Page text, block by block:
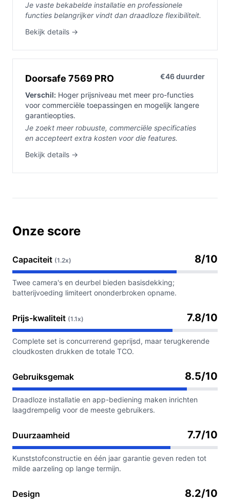
Je vaste bekabelde installatie en professionele
functies belangrijker vindt dan draadloze flexibiliteit.
Bekijk details →
Doorsafe 7569 PRO €46 duurder
Verschil: Hoger prijsniveau met meer pro-functies
voor commerciële toepassingen en mogelijk langere
garantieopties.
Je zoekt meer robuuste, commerciële specificaties
en accepteert extra kosten voor die features.
Bekijk details →
Onze score
Capaciteit (1.2x) 8/10
Twee camera's en deurbel bieden basisdekking;
batterijvoeding limiteert ononderbroken opname.
Prijs-kwaliteit (1.1x) 7.8/10
Complete set is concurrerend geprijsd, maar terugkerende
cloudkosten drukken de totale TCO.
Gebruiksgemak 8.5/10
Draadloze installatie en app-bediening maken inrichten
laagdrempelig voor de meeste gebruikers.
Duurzaamheid 7.7/10
Kunststofconstructie en één jaar garantie geven reden tot
milde aarzeling op lange termijn.
Design 8.2/10